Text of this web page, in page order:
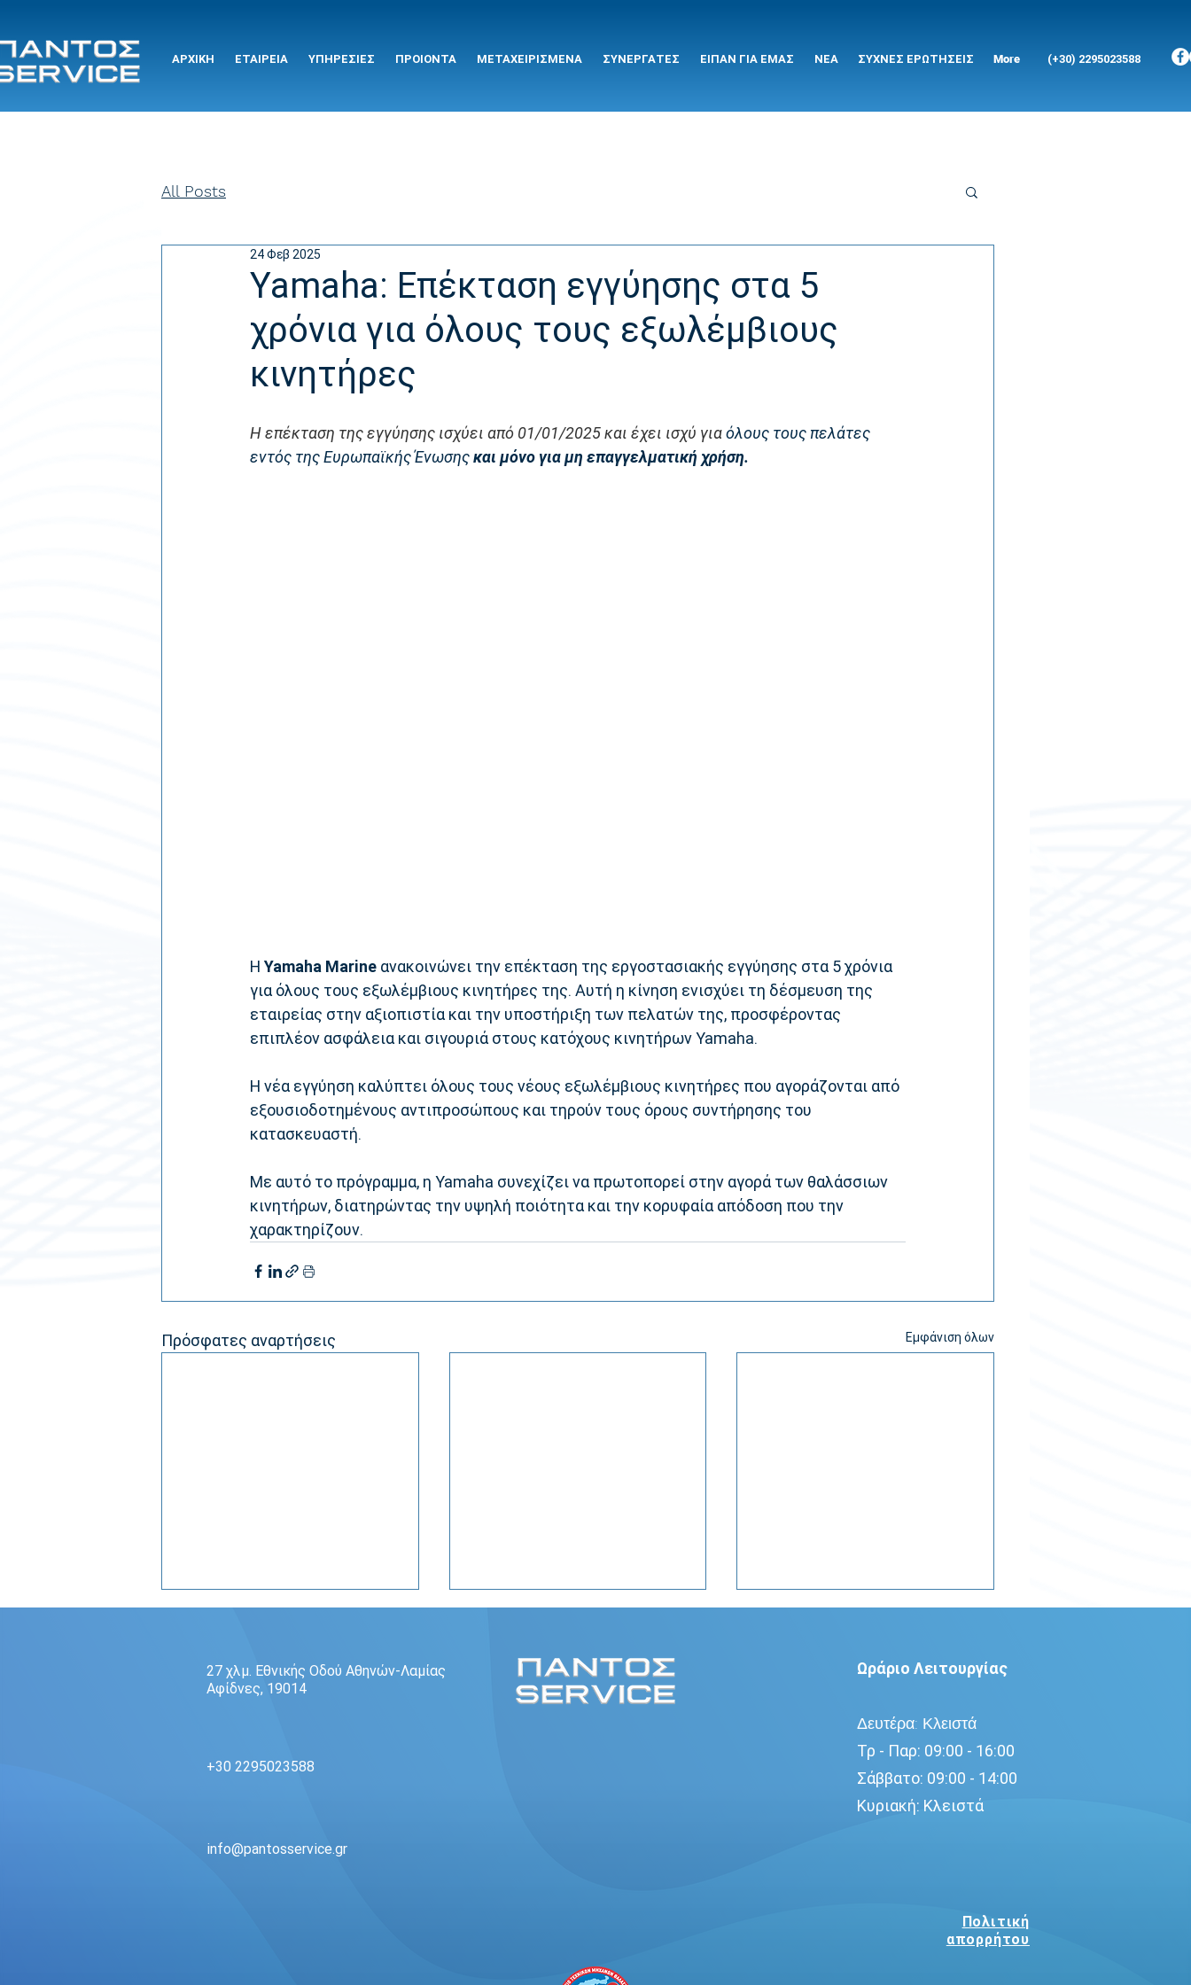
All Posts
Yamaha: Επέκταση εγγύησης στα 5
χρόνια για όλους τους εξωλέμβιους
κινητήρες
24 Φεβ 2025
Η επέκταση της εγγύησης ισχύει από 01/01/2025 και έχει ισχύ για όλους τους πελάτες
εντός της Ευρωπαϊκής Ένωσης και μόνο για μη επαγγελματική χρήση.
Η Yamaha Marine ανακοινώνει την επέκταση της εργοστασιακής εγγύησης στα 5 χρόνια
για όλους τους εξωλέμβιους κινητήρες της. Αυτή η κίνηση ενισχύει τη δέσμευση της
εταιρείας στην αξιοπιστία και την υποστήριξη των πελατών της, προσφέροντας
επιπλέον ασφάλεια και σιγουριά στους κατόχους κινητήρων Yamaha.
Η νέα εγγύηση καλύπτει όλους τους νέους εξωλέμβιους κινητήρες που αγοράζονται από
εξουσιοδοτημένους αντιπροσώπους και τηρούν τους όρους συντήρησης του
κατασκευαστή.
Με αυτό το πρόγραμμα, η Yamaha συνεχίζει να πρωτοπορεί στην αγορά των θαλάσσιων
κινητήρων, διατηρώντας την υψηλή ποιότητα και την κορυφαία απόδοση που την
χαρακτηρίζουν.
Πρόσφατες αναρτήσεις Εμφάνιση όλων
Παρέμβαση του Υφυπουργού
σκαφών
Παράταση τρέιλερ σκαφών
2026: Θα ξανανοίξει η
πλατφόρμα; Τι ισχύει
ΑΡΧΙΚΗ ΕΤΑΙΡΕΙΑ ΥΠΗΡΕΣΙΕΣ ΠΡΟΙΟΝΤΑ ΜΕΤΑΧΕΙΡΙΣΜΕΝΑ ΣΥΝΕΡΓΑΤΕΣ ΕΙΠΑΝ ΓΙΑ ΕΜΑΣ ΝΕΑ ΣΥΧΝΕΣ ΕΡΩΤΗΣΕΙΣ More (+30) 2295023588
27 χλμ. Εθνικής Οδού Αθηνών-Λαμίας
Αφίδνες, 19014
+30 2295023588
info@pantosservice.gr
Ωράριο Λειτουργίας
Δευτέρα: Κλειστά
Τρ - Παρ: 09:00 - 16:00
Σάββατο: 09:00 - 14:00
Κυριακή: Κλειστά
Πολιτική
απορρήτου